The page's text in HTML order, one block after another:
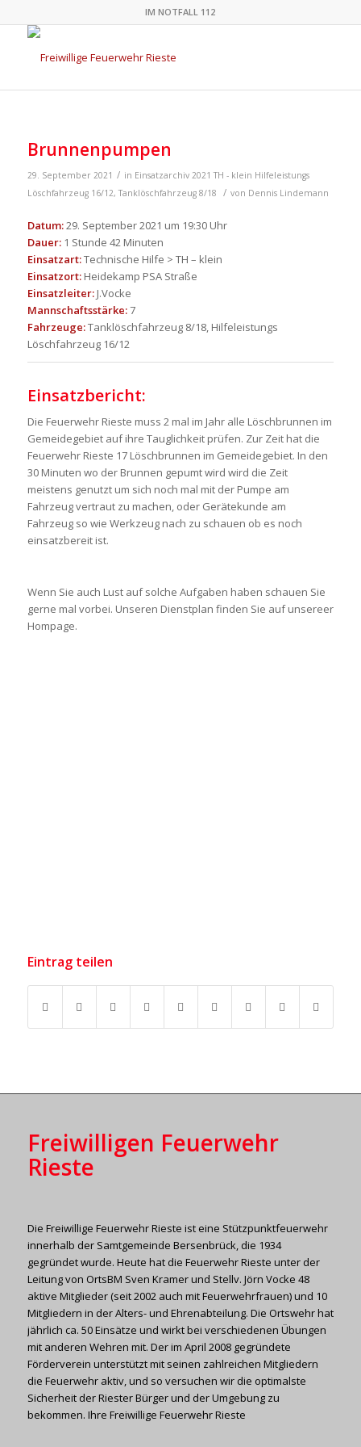
IM NOTFALL 112
Brunnenpumpen
29. September 2021 / in Einsatzarchiv 2021 TH - klein Hilfeleistungs
Löschfahrzeug 16/12,Tanklöschfahrzeug 8/18 / von Dennis Lindemann
Datum:29. September 2021 um 19:30 Uhr
Dauer:1 Stunde 42 Minuten
Einsatzart:Technische Hilfe > TH – klein
Einsatzort:Heidekamp PSA Straße
Einsatzleiter:J.Vocke
Mannschaftsstärke:7
Fahrzeuge:Tanklöschfahrzeug 8/18, Hilfeleistungs
Löschfahrzeug 16/12
Einsatzbericht:
Die Feuerwehr Rieste muss 2 mal im Jahr alle Löschbrunnen im
Gemeidegebiet auf ihre Tauglichkeit prüfen. Zur Zeit hat die
Feuerwehr Rieste 17 Löschbrunnen im Gemeidegebiet. In den
30 Minuten wo der Brunnen gepumt wird wird die Zeit
meistens genutzt um sich noch mal mit der Pumpe am
Fahrzeug vertraut zu machen, oder Gerätekunde am
Fahrzeug so wie Werkzeug nach zu schauen ob es noch
einsatzbereit ist.
Wenn Sie auch Lust auf solche Aufgaben haben schauen Sie
gerne mal vorbei. Unseren Dienstplan finden Sie auf unsereer
Hompage.
Eintrag teilen
Freiwilligen Feuerwehr
Rieste
Die Freiwillige Feuerwehr Rieste ist eine Stützpunktfeuerwehr
innerhalb der Samtgemeinde Bersenbrück, die 1934
gegründet wurde. Heute hat die Feuerwehr Rieste unter der
Leitung von OrtsBM Sven Kramer und Stellv. Jörn Vocke 48
aktive Mitglieder (seit 2002 auch mit Feuerwehrfrauen) und 10
Mitgliedern in der Alters- und Ehrenabteilung. Die Ortswehr hat
jährlich ca. 50 Einsätze und wirkt bei verschiedenen Übungen
mit anderen Wehren mit. Der im April 2008 gegründete
Förderverein unterstützt mit seinen zahlreichen Mitgliedern
die Feuerwehr aktiv, und so versuchen wir die optimalste
Sicherheit der Riester Bürger und der Umgebung zu
bekommen. Ihre Freiwillige Feuerwehr Rieste